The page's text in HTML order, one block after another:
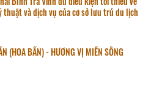
thuật và dịch vụ của cơ sở lưu trú du lịch
(HOA BẦN) - HƯƠNG VỊ MIỀN SÔNG